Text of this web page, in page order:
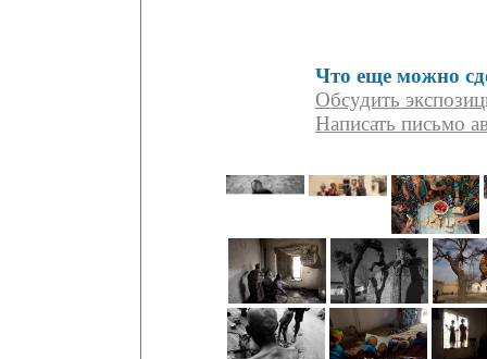
Что еще можно
Обсудить
Написать письмо